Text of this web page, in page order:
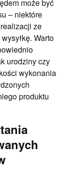
może być
– niektóre
ze
Warto
urodziny czy
wykonania
produktu